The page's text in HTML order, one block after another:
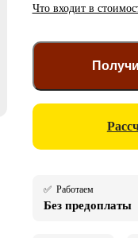
Что входит в
✅ Работаем
Без предоплаты